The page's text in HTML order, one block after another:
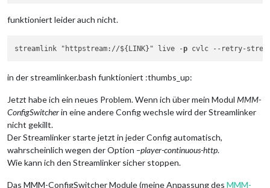
funktioniert leider auch nicht.
streamlink "httpstream://${LINK}" live -p cvlc --retry-
in der streamlinker.bash funktioniert :thumbs_up:
Jetzt habe ich ein neues Problem. Wenn ich über mein Modul MMM-
ConfigSwitcherin eine andere Config wechsle wird der Streamlinker
nicht gekillt.
Der Streamlinker starte jetzt in jeder Config automatisch,
wahrscheinlich wegen der Option –player-continuous-http.
Wie kann ich den Streamlinker sicher stoppen.
Das MMM-ConfigSwitcher Module (meine Anpassung des MMM-